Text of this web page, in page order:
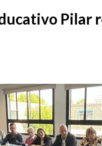
Pilar